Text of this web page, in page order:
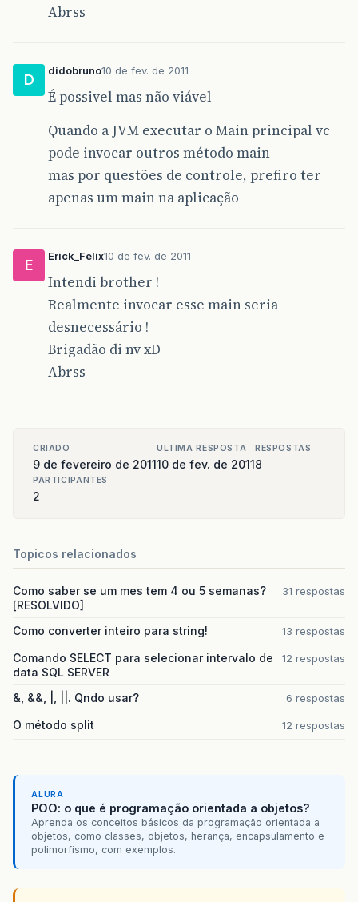
Abrss
D
didobruno10 de fev. de 2011
É possivel mas não viável
Quando a JVM executar o Main principal vc
pode invocar outros método main
mas por questões de controle, prefiro ter
apenas um main na aplicação
E
Erick_Felix10 de fev. de 2011
Intendi brother !
Realmente invocar esse main seria
desnecessário !
Brigadão di nv xD
Abrss
CRIADO
9 de fevereiro de 2011
ULTIMA RESPOSTA
10 de fev. de 2011
RESPOSTAS
8
PARTICIPANTES
2
Topicos relacionados
Como saber se um mes tem 4 ou 5 semanas?
[RESOLVIDO]
31 respostas
Como converter inteiro para string! 13 respostas
Comando SELECT para selecionar intervalo de
data SQL SERVER
12 respostas
&, &&, |, ||. Qndo usar? 6 respostas
O método split 12 respostas
ALURA
POO: o que é programação orientada a objetos?
Aprenda os conceitos básicos da programação orientada a
objetos, como classes, objetos, herança, encapsulamento e
polimorfismo, com exemplos.